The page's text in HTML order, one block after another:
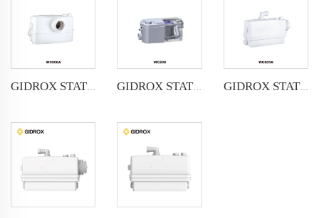
GIDROX STATION DE RELEVAGE DOMESTIQUE - WC600A GIDROX STATION DE RELEVAGE DOMESTIQUE - WC200 GIDROX STATION DE RELEVAGE DOMESTIQUE - WC601A (Entrée avant)